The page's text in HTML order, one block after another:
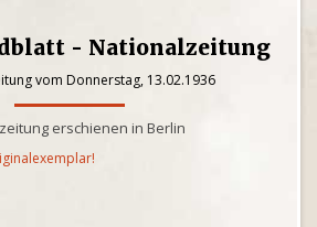
- Nationalzeitung
vom Donnerstag, 13.02.1936
erschienen in Berlin